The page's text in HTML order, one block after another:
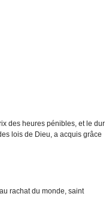
des heures pénibles, et le dur
lois de Dieu, a acquis grâce
rachat du monde, saint